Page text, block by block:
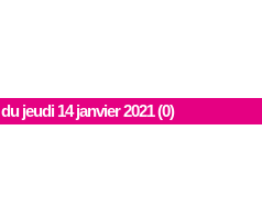
jeudi 14 janvier 2021 (0)